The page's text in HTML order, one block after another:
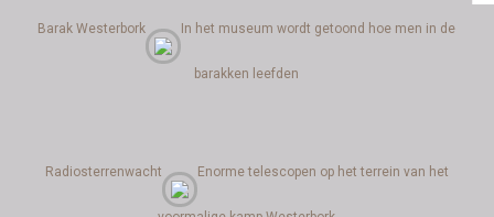
Barak Westerbork In het museum wordt getoond hoe men in de
barakken leefden
Radiosterrenwacht Enorme telescopen op het terrein van het